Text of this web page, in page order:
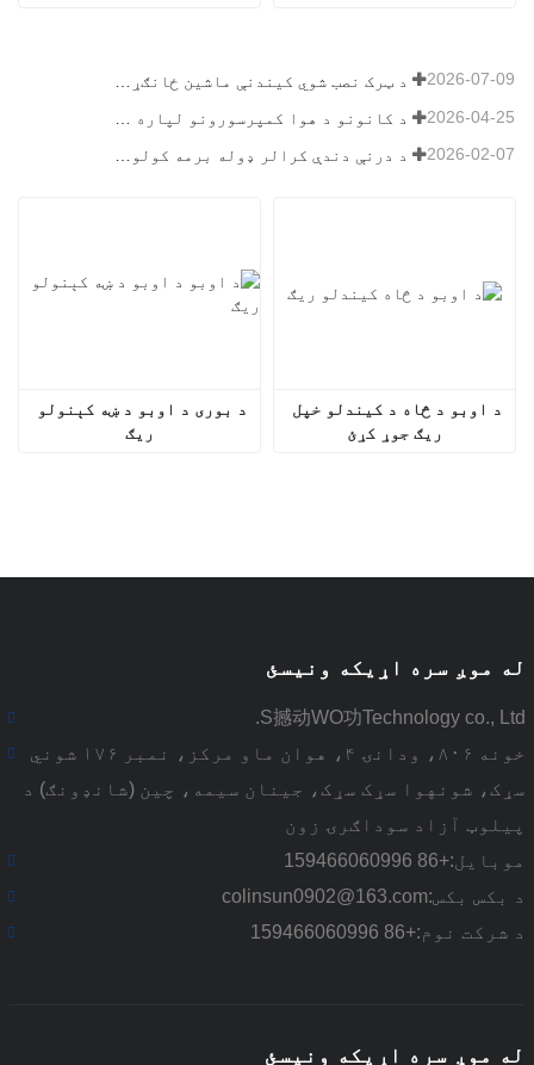
2026-07-09
2026-04-25
د درنې دندې کرالر ډوله برمه کولو ریګ لارښود 2026-02-07
ریګ
ریګ جوړ کړئ
له موږ سره اړیکه ونیسئ
S撼动WO功Technology co., Ltd.
خونه ۸۰۶، ودانۍ ۴، هوان ماو مرکز، نمبر ۱۷۶ شوني
سړک، شونهوا سړک سړک، جینان سیمه، چین (شانډونګ) د
پیلوټ آزاد سوداګرۍ زون
موبایل:+86 159466060996
د بکس بکس:colinsun0902@163.com
د شرکت نوم:+86 159466060996
له موږ سره اړیکه ونیسئ